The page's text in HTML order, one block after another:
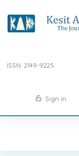
ISSN: 2149-9225
Sign in